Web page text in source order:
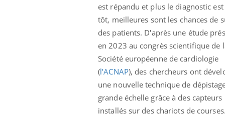
est répandu et plus le diagnostic est
tôt, meilleures sont les chances de
des patients. D'après une étude
en 2023 au congrès scientifique de
Société européenne de cardiologie
(l’ACNAP), des chercheurs ont
une nouvelle technique de
grande échelle grâce à des capteurs
installés sur des chariots de courses.
Hantavirus : un cas
détecté chez un touriste
en France
Mortalité infantile : un